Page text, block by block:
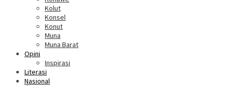
Kolut
Konsel
Konut
Muna
Muna Barat
Opini
Inspirasi
Literasi
Nasional